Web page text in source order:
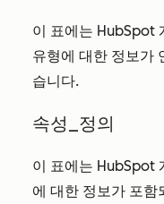
이 표에는 HubSpot
유형에 대한 정보가
습니다.
속성_정의
이 표에는 HubSpot
에 대한 정보가 포함